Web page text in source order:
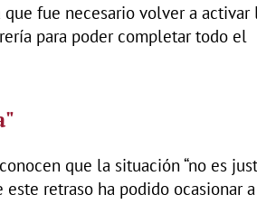
fue necesario volver a activar
para poder completar todo el
que la situación “no es
retraso ha podido ocasionar